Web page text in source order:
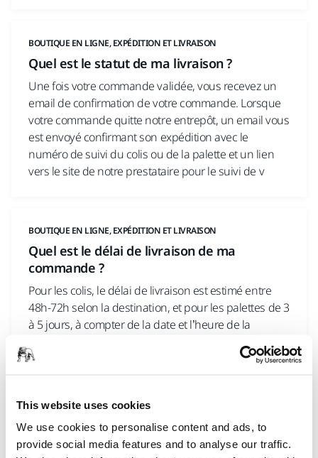
This website uses cookies
We use cookies to personalise content and ads, to
provide social media features and to analyse our traffic.
BOUTIQUE EN LIGNE, EXPÉDITION ET LIVRAISON
Quel est le statut de ma livraison ?
Une fois votre commande validée, vous recevez un
email de confirmation de votre commande. Lorsque
votre commande quitte notre entrepôt, un email vous
est envoyé confirmant son expédition avec le
numéro de suivi du colis ou de la palette et un lien
vers le site de notre prestataire pour le suivi de v
BOUTIQUE EN LIGNE, EXPÉDITION ET LIVRAISON
Quel est le délai de livraison de ma
commande ?
Pour les colis, le délai de livraison est estimé entre
48h-72h selon la destination, et pour les palettes de 3
à 5 jours, à compter de la date et l’heure de la
confirmation de commande. Pour la Corse, le délai de
livraison est plus long. Les départs s’effectuent du
BOUTIQUE EN LIGNE, EXPÉDITION ET LIVRAISON